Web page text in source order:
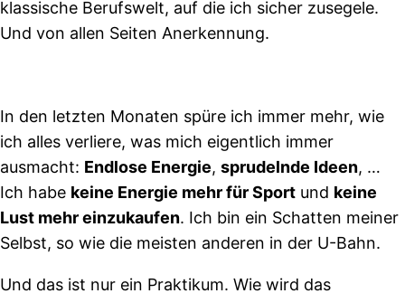
klassische Berufswelt, auf die ich sicher zusegele.
Und von allen Seiten Anerkennung.
In den letzten Monaten spüre ich immer mehr, wie
ich alles verliere, was mich eigentlich immer
ausmacht: Endlose Energie, sprudelnde Ideen, …
Ich habe keine Energie mehr für Sport und keine
Lust mehr einzukaufen. Ich bin ein Schatten meiner
Selbst, so wie die meisten anderen in der U-Bahn.
Und das ist nur ein Praktikum. Wie wird das